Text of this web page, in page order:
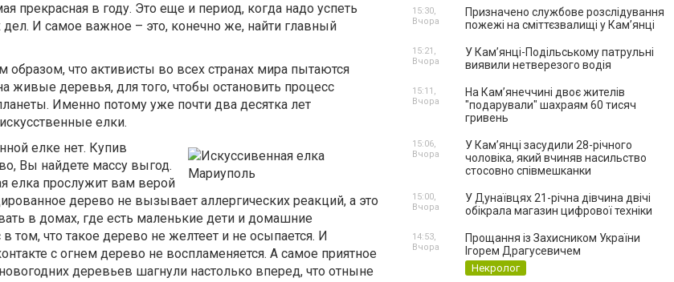
прекрасная в году. Это еще и период, когда надо успеть
И самое важное – это, конечно же, найти главный
образом, что активисты во всех странах мира пытаются
живые деревья, для того, чтобы остановить процесс
Именно потому уже почти два десятка лет
елки.
елке нет. Купив
Вы найдете массу выгод.
елка прослужит вам верой
дерево не вызывает аллергических реакций, а это
в домах, где есть маленькие дети и домашние
что такое дерево не желтеет и не осыпается. И
с огнем дерево не воспламеняется. А самое приятное
деревьев шагнули настолько вперед, что отныне
Призначено службове розслідування
пожежі на сміттєзвалищі у Кам’янці
15:30,
Вчора
У Кам’янці-Подільському патрульні
виявили нетверезого водія
15:21,
Вчора
На Камʼянеччині двоє жителів
"подарували" шахраям 60 тисяч
гривень
15:11,
Вчора
У Камʼянці засудили 28-річного
чоловіка, який вчиняв насильство
стосовно співмешканки
15:06,
Вчора
У Дунаївцях 21-річна дівчина двічі
обікрала магазин цифрової техніки
15:00,
Вчора
Прощання із Захисником України
Ігорем Драгусевичем
Некролог
14:53,
Вчора